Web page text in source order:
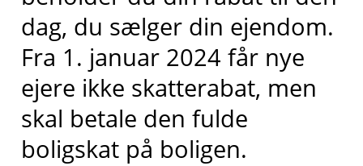
dag, du sælger din ejendom.
Fra 1. januar 2024 får nye
ejere ikke skatterabat, men
skal betale den fulde
boligskat på boligen.